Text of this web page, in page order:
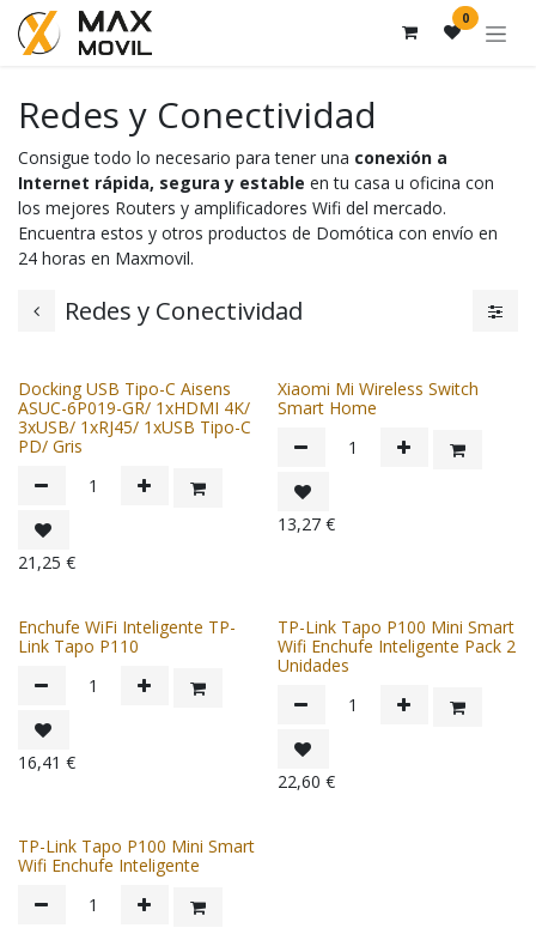
Ir al contenido 0
Redes y Conectividad
Consigue todo lo necesario para tener una conexión a
Internet rápida, segura y estable en tu casa u oficina con
los mejores Routers y amplificadores Wifi del mercado.
Encuentra estos y otros productos de Domótica con envío en
24 horas en Maxmovil.
Redes y Conectividad
Docking USB Tipo-C Aisens
ASUC-6P019-GR/ 1xHDMI 4K/
3xUSB/ 1xRJ45/ 1xUSB Tipo-C
PD/ Gris
21,25 €
Xiaomi Mi Wireless Switch
Smart Home
13,27€
Enchufe WiFi Inteligente TP-
Link Tapo P110
16,41 €
TP-Link Tapo P100 Mini Smart
Wifi Enchufe Inteligente Pack 2
Unidades
22,60 €
TP-Link Tapo P100 Mini Smart
Wifi Enchufe Inteligente